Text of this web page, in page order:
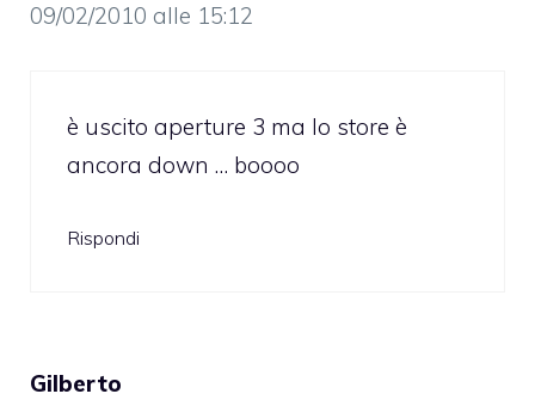
09/02/2010 alle 15:12
è uscito aperture 3 ma lo store è
ancora down … boooo
Rispondi
Gilberto